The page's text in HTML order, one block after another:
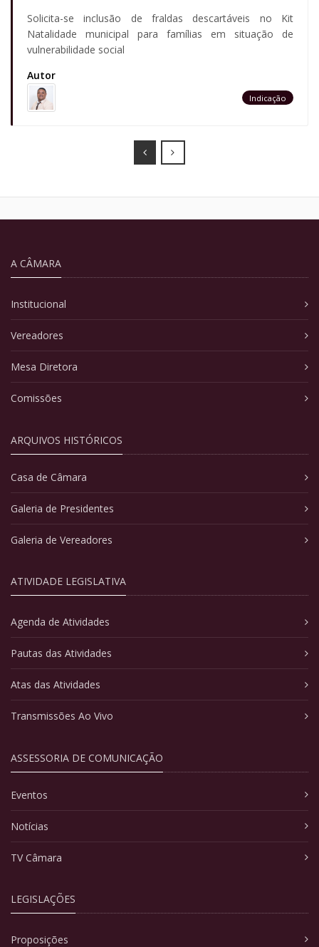
Solicita-se inclusão de fraldas descartáveis no Kit
Natalidade municipal para famílias em situação de
vulnerabilidade social
Autor
Indicação
Prev Next
A CÂMARA
Institucional
Vereadores
Mesa Diretora
Comissões
ARQUIVOS HISTÓRICOS
Casa de Câmara
Galeria de Presidentes
Galeria de Vereadores
ATIVIDADE LEGISLATIVA
Agenda de Atividades
Pautas das Atividades
Atas das Atividades
Transmissões Ao Vivo
ASSESSORIA DE COMUNICAÇÃO
Eventos
Notícias
TV Câmara
LEGISLAÇÕES
Proposições